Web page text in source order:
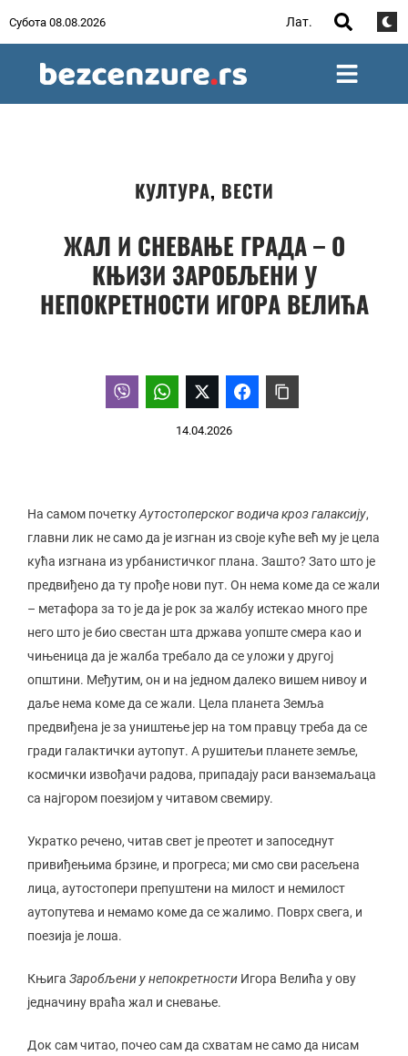
Субота 08.08.2026 Лат.
КУЛТУРА, ВЕСТИ
ЖАЛ И СНЕВАЊЕ ГРАДА – О
КЊИЗИ ЗАРОБЉЕНИ У
НЕПОКРЕТНОСТИ ИГОРА ВЕЛИЋА
14.04.2026
На самом почеткуАутостоперског водича кроз галаксију,
главни лик не само да је изгнан из своје куће већ му је цела
кућа изгнана из урбанистичког плана. Зашто? Зато што је
предвиђено да ту прође нови пут. Он нема коме да се жали
– метафора за то је да је рок за жалбу истекао много пре
него што је био свестан шта држава уопште смера као и
чињеница да је жалба требало да се уложи у другој
општини. Међутим, он и на једном далеко вишем нивоу и
даље нема коме да се жали. Цела планета Земља
предвиђена је за уништење јер на том правцу треба да се
гради галактички аутопут. А рушитељи планете земље,
космички извођачи радова, припадају раси ванземаљаца
са најгором поезијом у читавом свемиру.
Укратко речено, читав свет је преотет и запоседнут
привиђењима брзине, и прогреса; ми смо сви расељена
лица, аутостопери препуштени на милост и немилост
аутопутева и немамо коме да се жалимо. Поврх свега, и
поезија је лоша.
Књига Заробљени у непокретности Игора Велића у ову
једначину враћа жал и сневање.
Док сам читао, почео сам да схватам не само да нисам